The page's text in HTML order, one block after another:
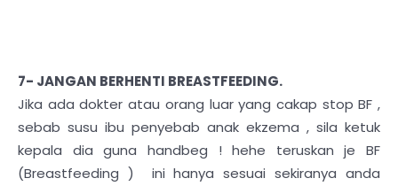
7- JANGAN BERHENTI BREASTFEEDING.
Jika ada dokter atau orang luar yang cakap stop BF ,
sebab susu ibu penyebab anak ekzema , sila ketuk
kepala dia guna handbeg ! hehe teruskan je BF
(Breastfeeding ) ini hanya sesuai sekiranya anda